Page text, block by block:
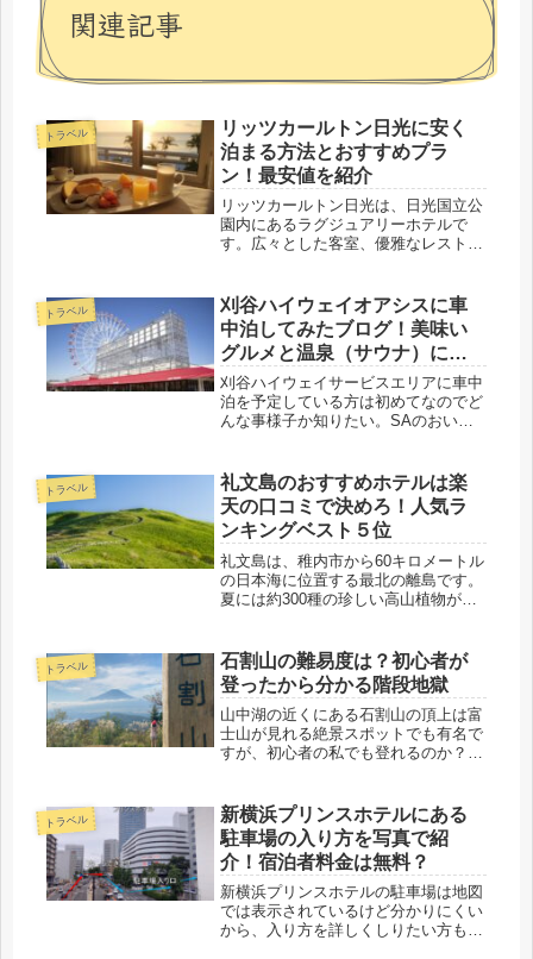
関連記事
トラベル
リッツカールトン日光に安く
泊まる方法とおすすめプラ
ン！最安値を紹介
リッツカールトン日光は、日光国立公
園内にあるラグジュアリーホテルで
す。広々とした客室、優雅なレストラ
しかし、リッツカールトン日光の宿泊
料金は高額です。そこで、この記事な
らで...
トラベル
刈谷ハイウェイオアシスに車
中泊してみたブログ！美味い
グルメと温泉（サウナ）につ
いて
刈谷ハイウェイサービスエリアに車中
泊を予定している方は初めてなのでど
んな事様子か知りたい。SAのおいし
せんか？先日、車中泊してみたので詳
しく書いていきます。
トラベル
礼文島のおすすめホテルは楽
天の口コミで決めろ！人気ラ
ンキングベスト５位
礼文島は、稚内市から60キロメートル
の日本海に位置する最北の離島です。
夏には約300種の珍しい高山植物が見
ネットで調べてもいまいちよく分から
ないという方も多いかと思います。...
トラベル
石割山の難易度は？初心者が
登ったから分かる階段地獄
山中湖の近くにある石割山の頂上は富
士山が見れる絶景スポットでも有名で
すが、初心者の私でも登れるのか？っ
るなら登ってみたい。じゃー、登って
みよう！という事で早速、初心者の私
が...
トラベル
新横浜プリンスホテルにある
駐車場の入り方を写真で紹
介！宿泊者料金は無料？
新横浜プリンスホテルの駐車場は地図
では表示されているけど分かりにくい
から、入り方を詳しくしりたい方も多